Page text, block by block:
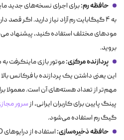
حافظه رم:
به ۴ گیگابایت رم آزاد نیاز دارید. اگر قصد
بروید.
پردازنده مرکزی:موتور بازی ماینکرفت
مهم‌تر از تعداد هسته‌های آن است. معمولا
پینگ پایین برای کاربران ایرانی، ازسرور
گیگ رم استفاده می‌شود.
حافظه ذخیره‌سازی: